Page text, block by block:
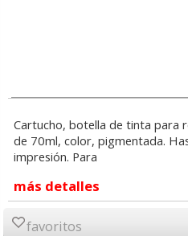
Cartucho, botella de tinta para
de 70ml, color, pigmentada.
impresión. Para
más detalles
favoritos